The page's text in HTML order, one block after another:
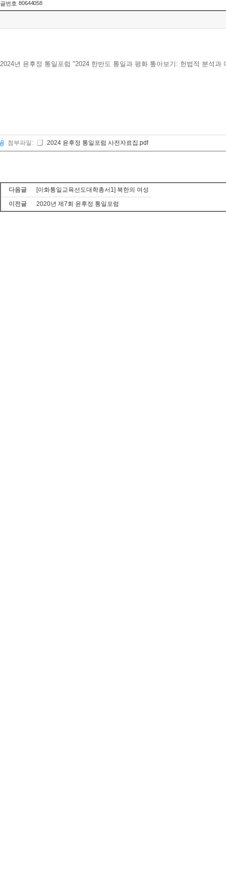
글번호 80644058
2024년 윤후정 통일포럼 "2024 한반도 통일과 평화 톺아보기: 헌법적 분석과
첨부파일: 2024 윤후정 통일포럼 사전자료집.pdf
다음글
[이화통일교육선도대학총서1] 북한의 여성
이전글
2020년 제7회 윤후정 통일포럼